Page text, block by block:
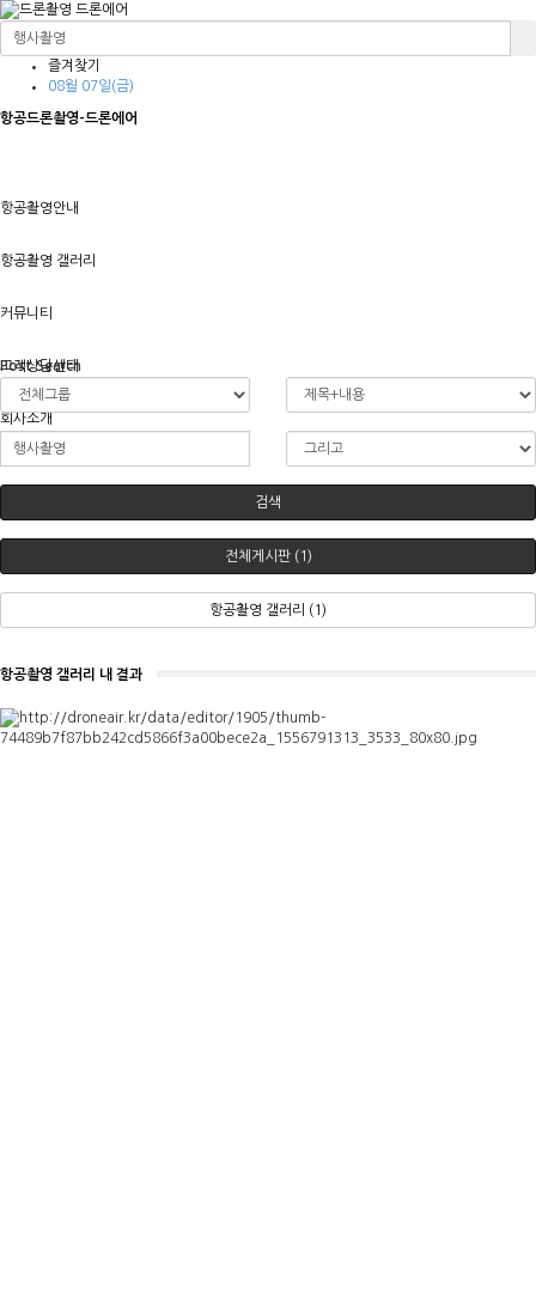
즐겨찾기
08월 07일(금)
항공드론촬영-드론에어
항공촬영안내
항공촬영 갤러리
커뮤니티
고객상담센터
회사소개
Post Search
검색
전체게시판 (1)
항공촬영 갤러리 (1)
항공촬영 갤러리 내 결과